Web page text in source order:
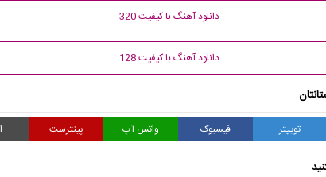
دانلود آهنگ با کیفیت 320
دانلود آهنگ با کیفیت 128
توییتر فیسبوک واتس آپ پینترست